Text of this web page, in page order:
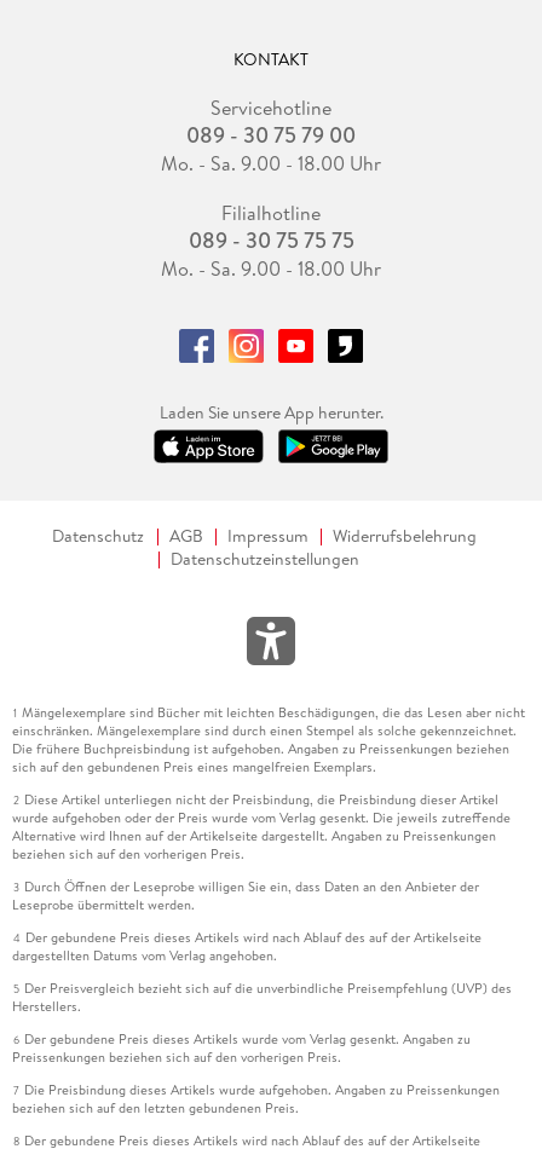
KONTAKT
Servicehotline
089 - 30 75 79 00
Mo. - Sa. 9.00 - 18.00 Uhr
Filialhotline
089 - 30 75 75 75
Mo. - Sa. 9.00 - 18.00 Uhr
Laden Sie unsere App herunter.
Datenschutz AGB Impressum
Widerrufsbelehrung
Datenschutzeinstellungen
1 Mängelexemplare sind Bücher mit leichten Beschädigungen, die das Lesen aber nicht
einschränken. Mängelexemplare sind durch einen Stempel als solche gekennzeichnet.
Die frühere Buchpreisbindung ist aufgehoben. Angaben zu Preissenkungen beziehen
sich auf den gebundenen Preis eines mangelfreien Exemplars.
2 Diese Artikel unterliegen nicht der Preisbindung, die Preisbindung dieser Artikel
wurde aufgehoben oder der Preis wurde vom Verlag gesenkt. Die jeweils zutreffende
Alternative wird Ihnen auf der Artikelseite dargestellt. Angaben zu Preissenkungen
beziehen sich auf den vorherigen Preis.
3 Durch Öffnen der Leseprobe willigen Sie ein, dass Daten an den Anbieter der
Leseprobe übermittelt werden.
4 Der gebundene Preis dieses Artikels wird nach Ablauf des auf der Artikelseite
dargestellten Datums vom Verlag angehoben.
5 Der Preisvergleich bezieht sich auf die unverbindliche Preisempfehlung (UVP) des
Herstellers.
6 Der gebundene Preis dieses Artikels wurde vom Verlag gesenkt. Angaben zu
Preissenkungen beziehen sich auf den vorherigen Preis.
7 Die Preisbindung dieses Artikels wurde aufgehoben. Angaben zu Preissenkungen
beziehen sich auf den letzten gebundenen Preis.
8 Der gebundene Preis dieses Artikels wird nach Ablauf des auf der Artikelseite